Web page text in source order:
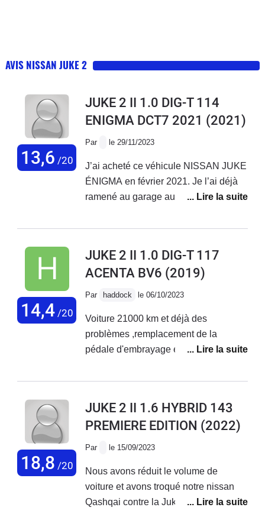
AVIS NISSAN JUKE 2
13,6 /20
JUKE 2 II 1.0 DIG-T 114
ENIGMA DCT7 2021 (2021)
Par le 29/11/2023
J’ai acheté ce véhicule NISSAN JUKE
ÉNIGMA en février 2021. Je l’ai déjà
ramené au garage au moins 4 fois(
j’ai toujours un bruitage au au niveau
qui Consomme aussi
14,4/20
JUKE 2 II 1.0 DIG-T 117
ACENTA BV6 (2019)
Par haddock le 06/10/2023
Voiture 21000 km et déjà des
problèmes ,remplacement de la
pédale d'embrayage et le support prise
problèmes le compteur electronique
stop start rdv avec le garage la
semaine prochaine, au niveau comfort
18,8 /20
JUKE 2 II 1.6 HYBRID 143
PREMIERE EDITION (2022)
Par le 15/09/2023
Nous avons réduit le volume de
voiture et avons troqué notre nissan
Qashqai contre la Juke. Quelques